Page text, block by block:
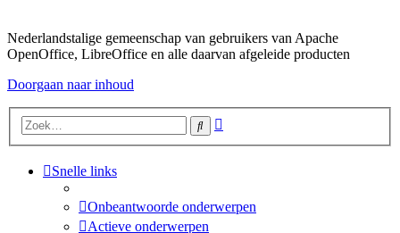
Nederlandstalige gemeenschap van gebruikers van Apache
OpenOffice, LibreOffice en alle daarvan afgeleide producten
Doorgaan naar inhoud
Zoek
Snelle links
Onbeantwoorde onderwerpen
Actieve onderwerpen